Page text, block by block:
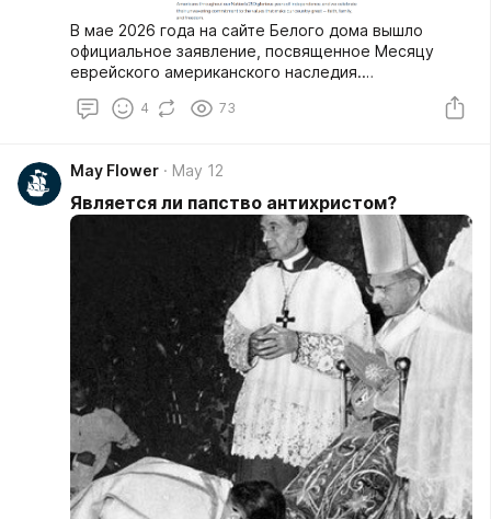
В мае 2026 года на сайте Белого дома вышло
официальное заявление, посвященное Месяцу
еврейского американского наследия.
https://www.whitehouse.gov/presidential-
actions/2026/05/jewish-american-heritage-month-
4 73
May Flower May 12
Является ли папство антихристом?